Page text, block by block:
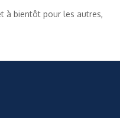
à bientôt pour les autres,